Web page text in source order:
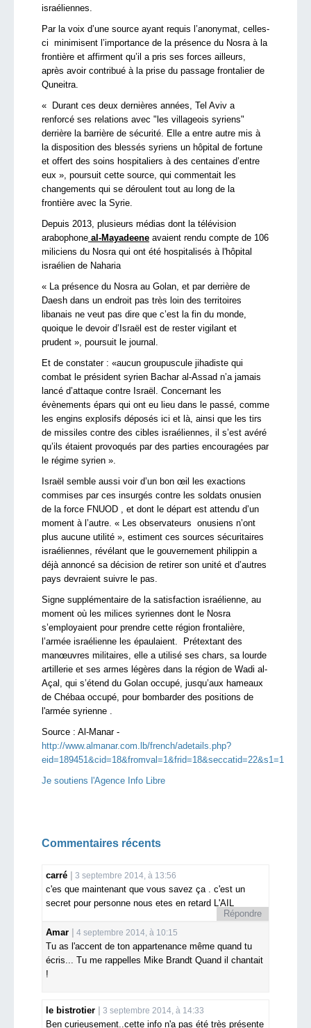
israéliennes.
Par la voix d’une source ayant requis l’anonymat, celles-
ci minimisent l’importance de la présence du Nosra à la
frontière et affirment qu’il a pris ses forces ailleurs,
après avoir contribué à la prise du passage frontalier de
Quneitra.
« Durant ces deux dernières années, Tel Aviv a
renforcé ses relations avec "les villageois syriens"
derrière la barrière de sécurité. Elle a entre autre mis à
la disposition des blessés syriens un hôpital de fortune
et offert des soins hospitaliers à des centaines d’entre
eux », poursuit cette source, qui commentait les
changements qui se déroulent tout au long de la
frontière avec la Syrie.
Depuis 2013, plusieurs médias dont la télévision
arabophone al-Mayadeene avaient rendu compte de 106
miliciens du Nosra qui ont été hospitalisés à l'hôpital
israélien de Naharia
« La présence du Nosra au Golan, et par derrière de
Daesh dans un endroit pas très loin des territoires
libanais ne veut pas dire que c’est la fin du monde,
quoique le devoir d’Israël est de rester vigilant et
prudent », poursuit le journal.
Et de constater : «aucun groupuscule jihadiste qui
combat le président syrien Bachar al-Assad n’a jamais
lancé d’attaque contre Israël. Concernant les
évènements épars qui ont eu lieu dans le passé, comme
les engins explosifs déposés ici et là, ainsi que les tirs
de missiles contre des cibles israéliennes, il s’est avéré
qu’ils étaient provoqués par des parties encouragées par
le régime syrien ».
Israël semble aussi voir d’un bon œil les exactions
commises par ces insurgés contre les soldats onusien
de la force FNUOD , et dont le départ est attendu d’un
moment à l’autre. « Les observateurs onusiens n’ont
plus aucune utilité », estiment ces sources sécuritaires
israéliennes, révélant que le gouvernement philippin a
déjà annoncé sa décision de retirer son unité et d’autres
pays devraient suivre le pas.
Signe supplémentaire de la satisfaction israélienne, au
moment où les milices syriennes dont le Nosra
s’employaient pour prendre cette région frontalière,
l’armée israélienne les épaulaient. Prétextant des
manœuvres militaires, elle a utilisé ses chars, sa lourde
artillerie et ses armes légères dans la région de Wadi al-
Açal, qui s’étend du Golan occupé, jusqu’aux hameaux
de Chébaa occupé, pour bombarder des positions de
l'armée syrienne .
Source : Al-Manar -
http://www.almanar.com.lb/french/adetails.php?
eid=189451&cid=18&fromval=1&frid=18&seccatid=22&s1=1
Je soutiens l'Agence Info Libre
Commentaires récents
carré 3 septembre 2014, à 13:56
c'es que maintenant que vous savez ça . c'est un
secret pour personne nous etes en retard L'AIL
Répondre
Amar
4 septembre 2014, à 10:15
Tu as l'accent de ton appartenance même quand tu
écris... Tu me rappelles Mike Brandt Quand il chantait
!
le bistrotier 3 septembre 2014, à 14:33
Ben curieusement..cette info n'a pas été très présente